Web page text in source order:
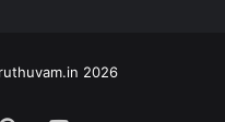
2026